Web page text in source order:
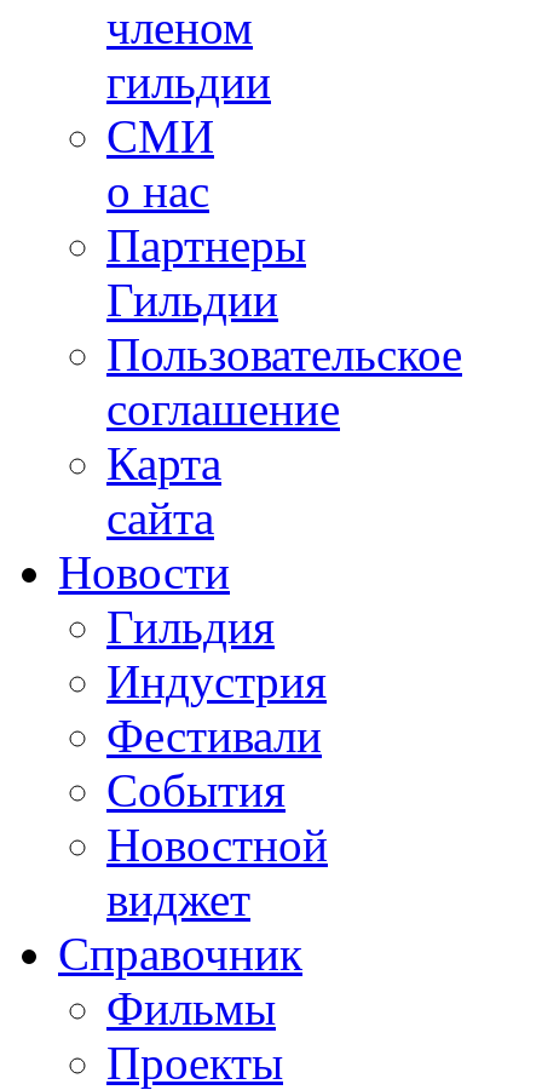
членом
гильдии
СМИ
о нас
Партнеры
Гильдии
Пользовательское
соглашение
Карта
сайта
Новости
Гильдия
Индустрия
Фестивали
События
Новостной
виджет
Справочник
Фильмы
Проекты